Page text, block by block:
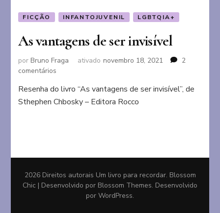
FICÇÃO INFANTOJUVENIL LGBTQIA+
As vantagens de ser invisível
porBruno Fraga ativado novembro 18, 2021
2
comentários
vantagens
de
Resenha do livro “As vantagens de ser invisível”, de
Sthephen Chbosky – Editora Rocco
2026 Direitos autorais Um livro para recordar. Blossom
Chic | Desenvolvido por Blossom Themes. Desenvolvido
por WordPress.